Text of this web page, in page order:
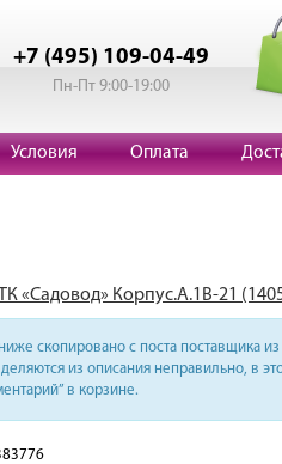
+7 (495) 109-04-49
Пн-Пт 9:00-19:00
Условия Оплата
«Садовод» Корпус.А.1В-21
скопировано с поста поставщика
из описания неправильно, в
в корзине.